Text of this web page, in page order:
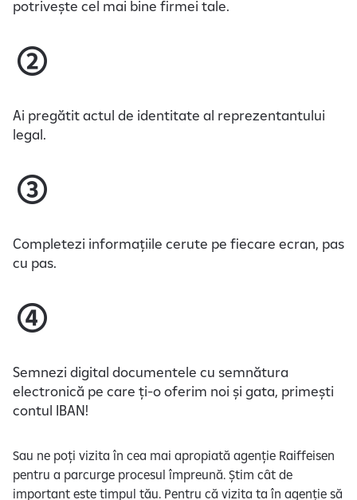
potrivește cel mai bine firmei tale.
Ai pregătit actul de identitate al reprezentantului
legal.
Completezi informațiile cerute pe fiecare ecran, pas
cu pas.
Semnezi digital documentele cu semnătura
electronică pe care ți-o oferim noi și gata, primești
contul IBAN!
Sau ne poți vizita în cea mai apropiată agenție Raiffeisen
pentru a parcurge procesul împreună. Știm cât de
important este timpul tău. Pentru că vizita ta în agenție să